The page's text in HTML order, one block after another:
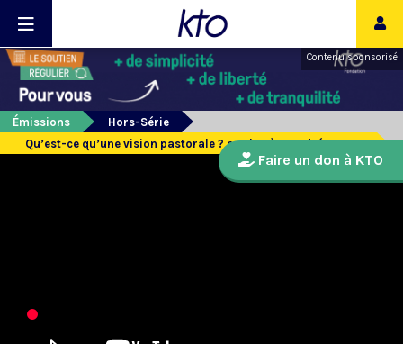
Contenu sponsorisé
Émissions
Hors-Série
Qu’est-ce qu’une vision pastorale ? par le père André Sarota
Faire un don à KTO